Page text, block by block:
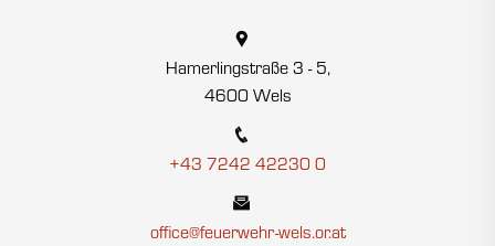
Hamerlingstraße 3 - 5,
4600 Wels
+43 7242 42230 0
office@feuerwehr-wels.or.at